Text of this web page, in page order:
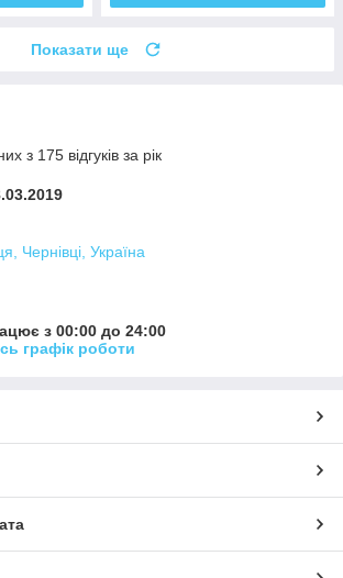
Показати ще
з 175 відгуків за рік
Чернівці, Україна
з 00:00 до 24:00
графік роботи